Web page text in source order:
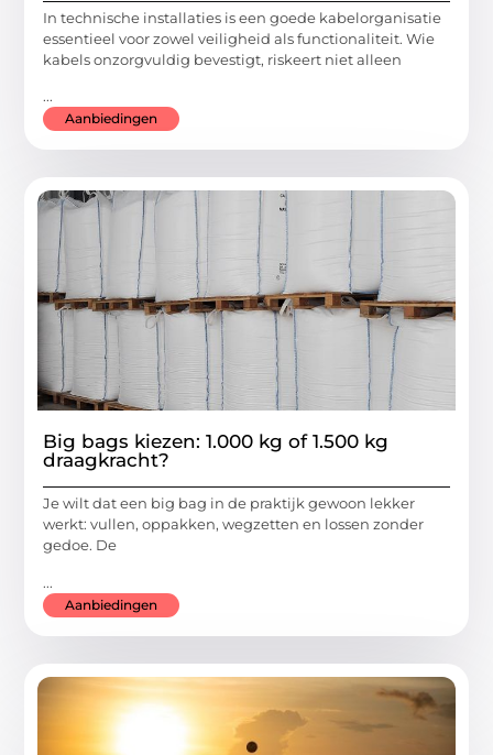
In technische installaties is een goede kabelorganisatie
essentieel voor zowel veiligheid als functionaliteit. Wie
kabels onzorgvuldig bevestigt, riskeert niet alleen
...
Aanbiedingen
Big bags kiezen: 1.000 kg of 1.500 kg
draagkracht?
Je wilt dat een big bag in de praktijk gewoon lekker
werkt: vullen, oppakken, wegzetten en lossen zonder
gedoe. De
...
Aanbiedingen